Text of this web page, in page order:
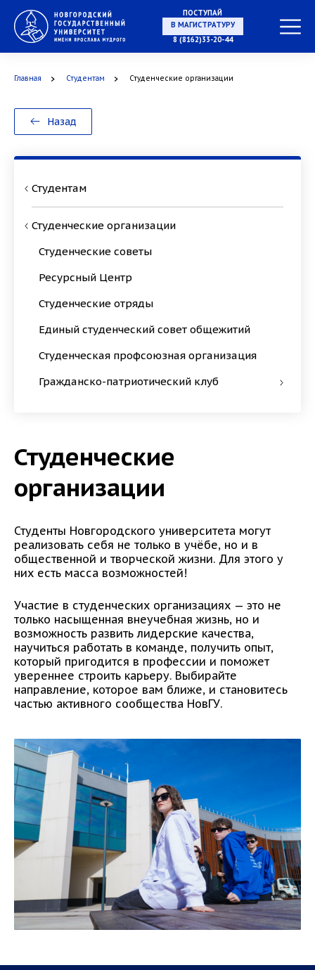
ПОСТУПАЙ
В МАГИСТРАТУРУ
В ОРДИНАТУРУ
8 (8162)33-20-44
Главная Студентам Студенческие организации
Назад
Студентам
Студенческие организации
Студенческие советы
Ресурсный Центр
Студенческие отряды
Единый студенческий совет общежитий
Студенческая профсоюзная организация
Гражданско-патриотический клуб
Студенческие
организации
Студенты Новгородского университета могут
реализовать себя не только в учёбе, но и в
общественной и творческой жизни. Для этого у
них есть масса возможностей!
Участие в студенческих организациях — это не
только насыщенная внеучебная жизнь, но и
возможность развить лидерские качества,
научиться работать в команде, получить опыт,
который пригодится в профессии и поможет
увереннее строить карьеру. Выбирайте
направление, которое вам ближе, и становитесь
частью активного сообщества НовГУ.